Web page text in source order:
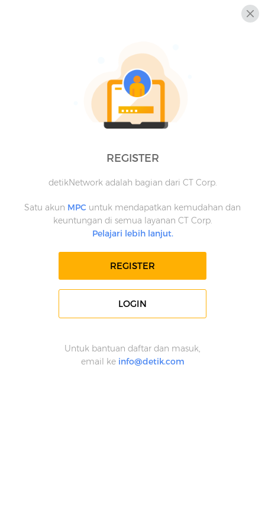
REGISTER
detikNetwork adalah bagian dari CT Corp.
Satu akun MPC untuk mendapatkan kemudahan dan
keuntungan di semua layanan CT Corp.
Pelajari lebih lanjut.
REGISTER
LOGIN
Untuk bantuan daftar dan masuk,
email ke info@detik.com